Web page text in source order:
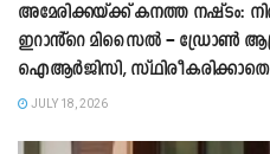
അമേരിക്കയ്ക്ക് കനത്ത നഷ്ടം:
ഇറാൻ്റെ മിസൈൽ – ഡ്രോൺ
ഐആർജിസി,
JULY 18, 2026